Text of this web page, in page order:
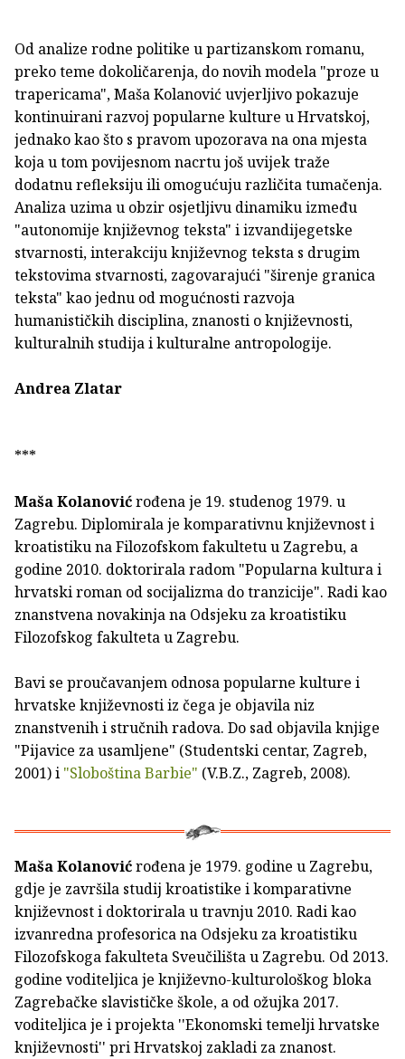
Od analize rodne politike u partizanskom romanu,
preko teme dokoličarenja, do novih modela "proze u
trapericama", Maša Kolanović uvjerljivo pokazuje
kontinuirani razvoj popularne kulture u Hrvatskoj,
jednako kao što s pravom upozorava na ona mjesta
koja u tom povijesnom nacrtu još uvijek traže
dodatnu refleksiju ili omogućuju različita tumačenja.
Analiza uzima u obzir osjetljivu dinamiku između
"autonomije književnog teksta" i izvandijegetske
stvarnosti, interakciju književnog teksta s drugim
tekstovima stvarnosti, zagovarajući "širenje granica
teksta" kao jednu od mogućnosti razvoja
humanističkih disciplina, znanosti o književnosti,
kulturalnih studija i kulturalne antropologije.
Andrea Zlatar
***
Maša Kolanovićrođena je 19. studenog 1979. u
Zagrebu. Diplomirala je komparativnu književnost i
kroatistiku na Filozofskom fakultetu u Zagrebu, a
godine 2010. doktorirala radom "Popularna kultura i
hrvatski roman od socijalizma do tranzicije". Radi kao
znanstvena novakinja na Odsjeku za kroatistiku
Filozofskog fakulteta u Zagrebu.
Bavi se proučavanjem odnosa popularne kulture i
hrvatske književnosti iz čega je objavila niz
znanstvenih i stručnih radova. Do sad objavila knjige
"Pijavice za usamljene" (Studentski centar, Zagreb,
2001) i "Sloboština Barbie" (V.B.Z., Zagreb, 2008).
Maša Kolanovićrođena je 1979. godine u Zagrebu,
gdje je završila studij kroatistike i komparativne
književnost i doktorirala u travnju 2010. Radi kao
izvanredna profesorica na Odsjeku za kroatistiku
Filozofskoga fakulteta Sveučilišta u Zagrebu. Od 2013.
godine voditeljica je književno-kulturološkog bloka
Zagrebačke slavističke škole, a od ožujka 2017.
voditeljica je i projekta ''Ekonomski temelji hrvatske
književnosti'' pri Hrvatskoj zakladi za znanost.